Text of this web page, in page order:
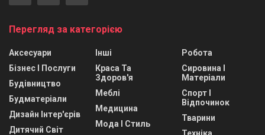
Перегляд за категорією
Аксесуари
Бізнес І Послуги
Будівництво
Будматеріали
Дизайн Інтер'єрів
Дитячий Світ
Інші
Краса Та
Здоров'я
Меблі
Медицина
Мода І Стиль
Робота
Сировина І
Матеріали
Спорт І
Відпочинок
Тварини
Техніка